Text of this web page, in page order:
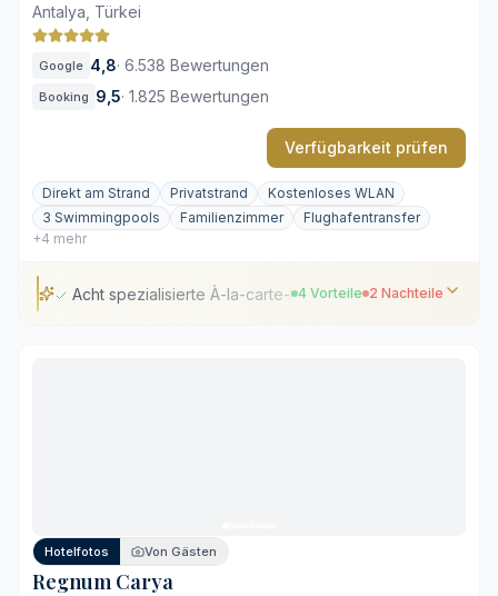
Antalya, Türkei
Google 4,8· 6.538 Bewertungen
Booking 9,5· 1.825 Bewertungen
Verfügbarkeit prüfen
Direkt am Strand Privatstrand
Kostenloses WLAN
3 Swimmingpools
Familienzimmer
Flughafentransfer
+4 mehr
Acht spezialisierte À-la-carte-Restaurants
4 Vorteile 2 Nachteile
Hotelfotos Von Gästen
Regnum Carya